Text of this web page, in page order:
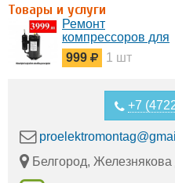
Товары и услуги
Ремонт
компрессоров для
кондиционеров
999 1 шт
+7
Белгород,